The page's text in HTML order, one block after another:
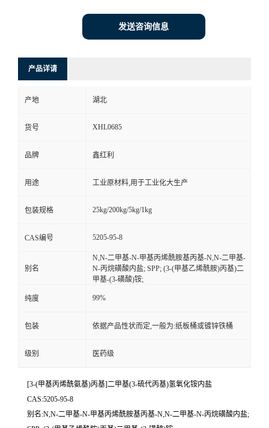
发送咨询信息
产品详请
产地 湖北
货号 XHL0685
品牌 鑫红利
用途 工业原材料,用于工业化大生产
包装规格 25kg/200kg/5kg/1kg
CAS编号 5205-95-8
别名
N,N-二甲基-N-甲基丙烯酰胺基丙基-N,N-二甲基-
N-丙烷磺酸内盐; SPP; (3-(甲基乙烯酰胺)丙基)二
甲基-(3-磺酸)铵;
纯度 99%
包装 依据产品性状而定,一般为:纸板桶或镀锌铁桶
级别 医药级
[3-(甲基丙烯酰氨基)丙基]二甲基(3-硫代丙基)氢氧化铵内盐
CAS:5205-95-8
别名:N,N-二甲基-N-甲基丙烯酰胺基丙基-N,N-二甲基-N-丙烷磺酸内盐;